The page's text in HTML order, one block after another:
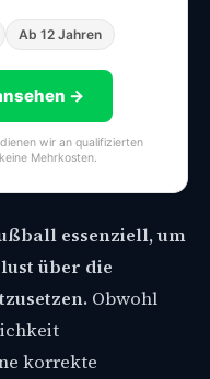
Ab 12 Jahren
→
wir an qualifizierten
Mehrkosten.
essenziell, um
über die
Obwohl
korrekte